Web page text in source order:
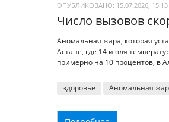
ОПУБЛИКОВАНО: 15.07.2026, 15:13
Число вызовов
Аномальная жара, которая
Астане, где 14 июля
примерно на 10 процентов, в
здоровье Аномальная